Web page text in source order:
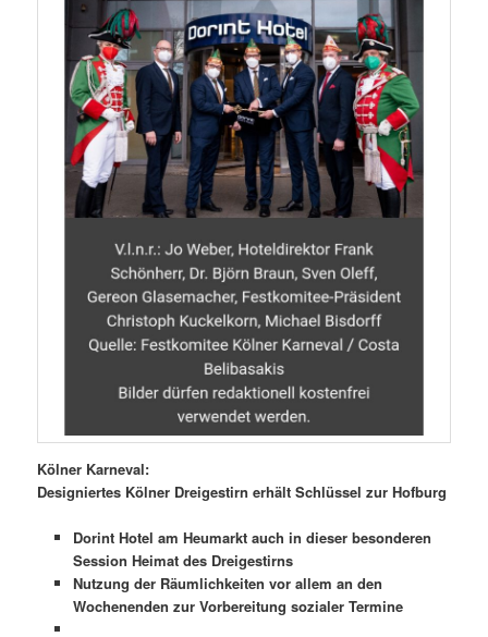
Kölner Karneval:
Designiertes Kölner Dreigestirn erhält Schlüssel zur Hofburg
Dorint Hotel am Heumarkt auch in dieser besonderen
Session Heimat des Dreigestirns
Nutzung der Räumlichkeiten vor allem an den
Wochenenden zur Vorbereitung sozialer Termine